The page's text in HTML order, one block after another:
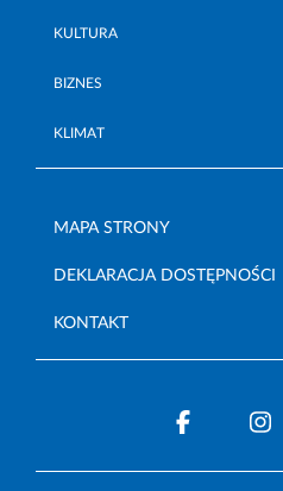
KULTURA
BIZNES
KLIMAT
MAPA STRONY
DEKLARACJA DOSTĘPNOŚCI
KONTAKT